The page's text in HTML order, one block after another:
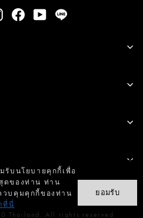
InstagramFacebookYouTubeLine
Thailand. All rights reserved
รับนโยบายคุกกี้เพื่อ
ดของท่าน ท่าน
วบคุมคุกกี้ของท่าน
ที่นี่
ยอมรับ